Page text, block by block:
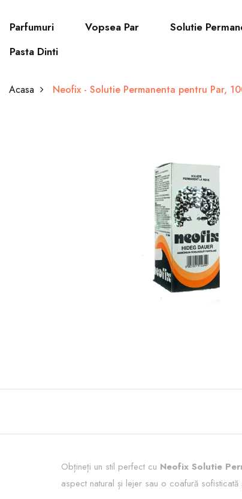
Parfumuri Vopsea Par
Solutie
Pasta Dinti
Acasa Neofix - Solutie Permanenta pentru Par,
Obțineți un stil perfect cu Neofix Solutie
aspect natural și lejer sau o coafură